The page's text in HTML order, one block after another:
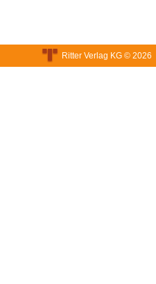
Ritter Verlag KG © 2026